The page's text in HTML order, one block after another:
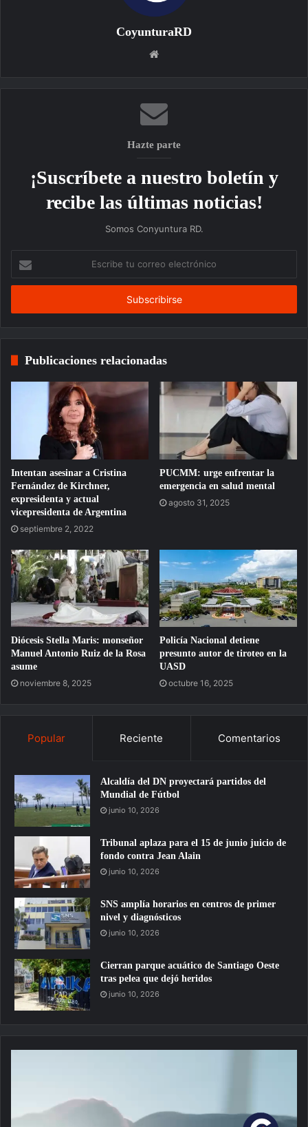
CoyunturaRD
Sitio
Hazte parte
¡Suscríbete a nuestro boletín y
recibe las últimas noticias!
Somos Conyuntura RD.
correo
Publicaciones relacionadas
Intentan asesinar a Cristina
Fernández de Kirchner,
expresidenta y actual
vicepresidenta de Argentina
septiembre 2, 2022
PUCMM: urge enfrentar la
emergencia en salud mental
agosto 31, 2025
Diócesis Stella Maris: monseñor
Manuel Antonio Ruiz de la Rosa
asume
noviembre 8, 2025
Policía Nacional detiene
presunto autor de tiroteo en la
UASD
octubre 16, 2025
Popular Reciente Comentarios
Alcaldía del DN proyectará partidos del
Mundial de Fútbol
junio 10, 2026
Tribunal aplaza para el 15 de junio juicio de
fondo contra Jean Alain
junio 10, 2026
SNS amplía horarios en centros de primer
nivel y diagnósticos
junio 10, 2026
Cierran parque acuático de Santiago Oeste
tras pelea que dejó heridos
junio 10, 2026